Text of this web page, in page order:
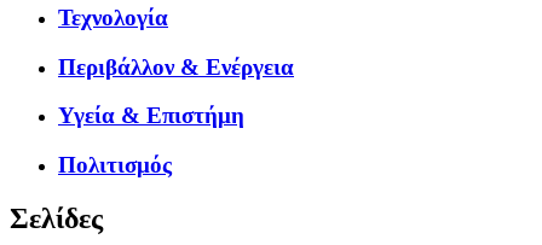
Τεχνολογία
Περιβάλλον & Ενέργεια
Υγεία & Επιστήμη
Πολιτισμός
Σελίδες